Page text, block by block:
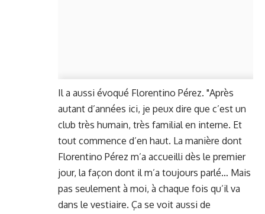
Il a aussi évoqué Florentino Pérez. "Après
autant d’années ici, je peux dire que c’est un
club très humain, très familial en interne. Et
tout commence d’en haut. La manière dont
Florentino Pérez m’a accueilli dès le premier
jour, la façon dont il m’a toujours parlé… Mais
pas seulement à moi, à chaque fois qu’il va
dans le vestiaire. Ça se voit aussi de